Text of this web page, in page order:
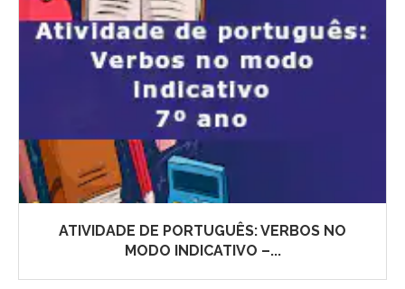
ATIVIDADE DE PORTUGUÊS: VERBOS NO
MODO INDICATIVO –...